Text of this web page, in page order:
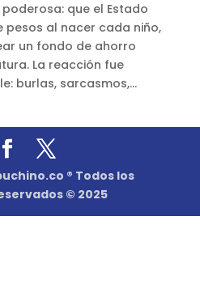
que el Estado
pesos al nacer cada niño,
un fondo de ahorro
La reacción fue
burlas, sarcasmos,...
® Todos los
© 2025